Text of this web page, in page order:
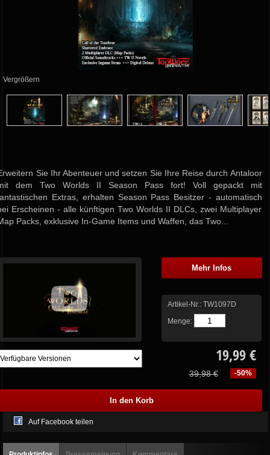
Vergrößern
Sie Ihr Abenteuer und setzen Sie Ihre Reise durch Antaloor
dem Two Worlds II Season Pass fort! Voll gepackt mit
Extras, erhalten Season Pass Besitzer - automatisch
Erscheinen - alle künftigen Two Worlds II DLCs, zwei Multiplayer
Packs, exklusive In-Game Items und Waffen, das Two...
Mehr Infos
Artikel-Nr.: TW1097D
Menge:
19,99 €
-50%
39,98 €
Auf Facebook teilen